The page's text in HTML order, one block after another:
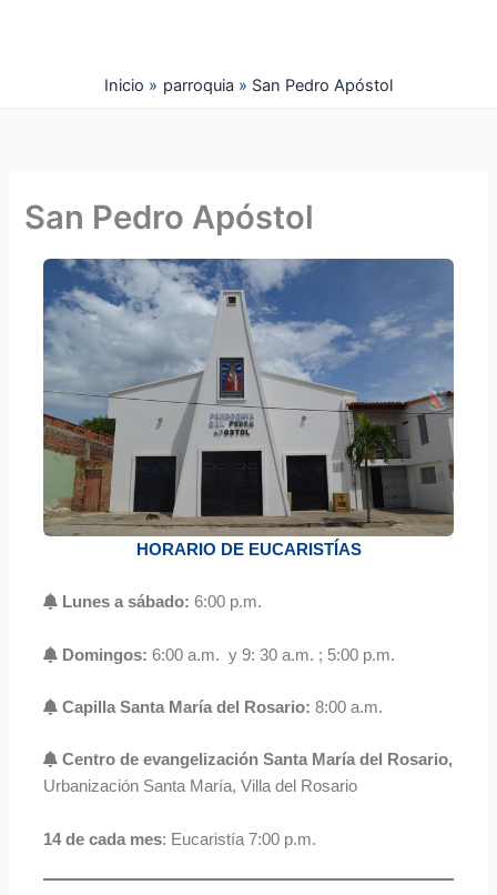
Inicio
parroquia San Pedro Apóstol
San Pedro Apóstol
HORARIO DE EUCARISTÍAS
Lunes a sábado: 6:00 p.m.
Domingos: 6:00 a.m. y 9: 30 a.m. ; 5:00 p.m.
Capilla Santa María del Rosario: 8:00 a.m.
Centro de evangelización Santa María del Rosario,
Urbanización Santa María, Villa del Rosario
14 de cada mes: Eucaristía 7:00 p.m.